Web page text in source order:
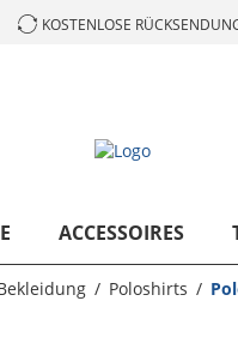
KOSTENLOSE
ACCESSOIRES
Poloshirts